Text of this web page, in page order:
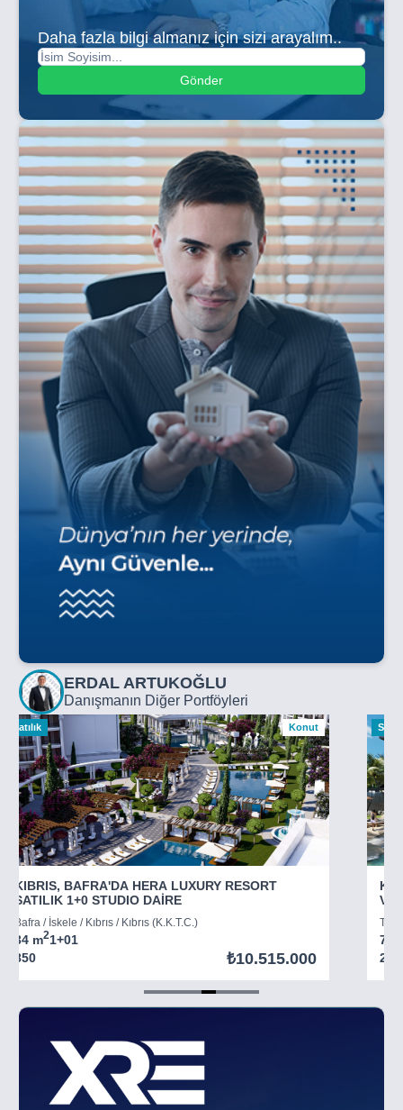
Daha fazla bilgi almanız için sizi arayalım..
Gönder
ERDAL ARTUKOĞLU
Danışmanın Diğer Portföyleri
Satılık Konut
KIBRIS, BAFRA'DA HERA LUXURY RESORT
SATILIK 1+0 STUDIO DAİRE
Bafra / İskele / Kıbrıs / Kıbrıs (K.K.T.C.)
34 m21+01
850
₺10.515.000
73
294
of